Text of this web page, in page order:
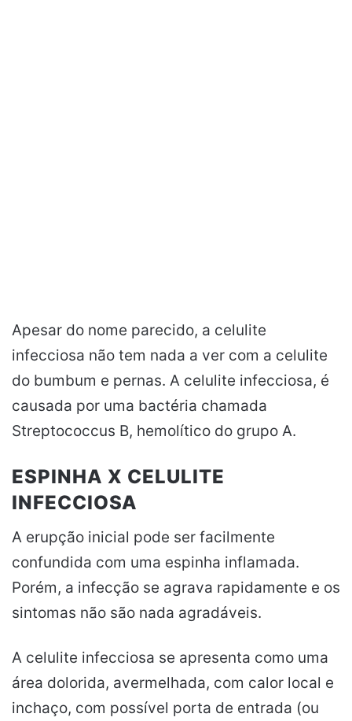
Apesar do nome parecido, a celulite
infecciosa não tem nada a ver com a celulite
do bumbum e pernas. A celulite infecciosa, é
causada por uma bactéria chamada
Streptococcus B, hemolítico do grupo A.
ESPINHA X CELULITE
INFECCIOSA
A erupção inicial pode ser facilmente
confundida com uma espinha inflamada.
Porém, a infecção se agrava rapidamente e os
sintomas não são nada agradáveis.
A celulite infecciosa se apresenta como uma
área dolorida, avermelhada, com calor local e
inchaço, com possível porta de entrada (ou